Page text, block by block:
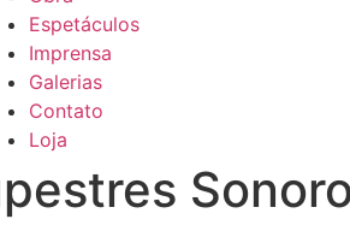
Espetáculos
Imprensa
Galerias
Contato
Loja